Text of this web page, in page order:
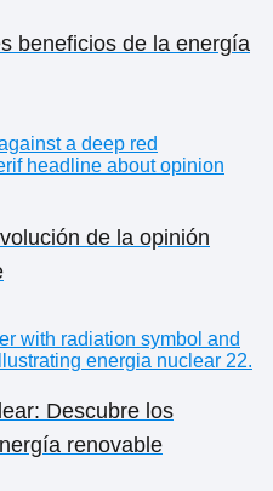
beneficios de la energía
de la opinión
Descubre los
renovable